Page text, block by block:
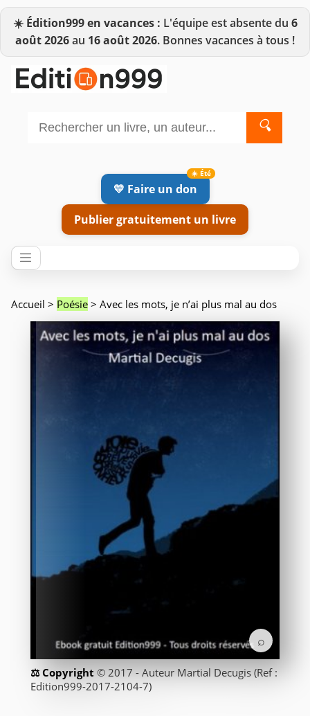
☀️ Édition999 en vacances : L'équipe est absente du 6
août 2026au 16 août 2026. Bonnes vacances à tous !
🔍
💛 Faire un don
Publier gratuitement un livre
Accueil > Poésie > Avec les mots, je n’ai plus mal au dos
⌕
© 2017 - Auteur Martial Decugis (Ref :
Edition999-2017-2104-7)